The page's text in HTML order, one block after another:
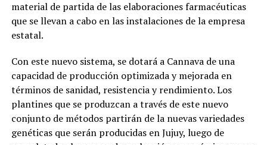
material de partida de las elaboraciones farmacéuticas
que se llevan a cabo en las instalaciones de la empresa
estatal.
Con este nuevo sistema, se dotará a Cannava de una
capacidad de producción optimizada y mejorada en
términos de sanidad, resistencia y rendimiento. Los
plantines que se produzcan a través de este nuevo
conjunto de métodos partirán de la nuevas variedades
genéticas que serán producidas en Jujuy, luego de